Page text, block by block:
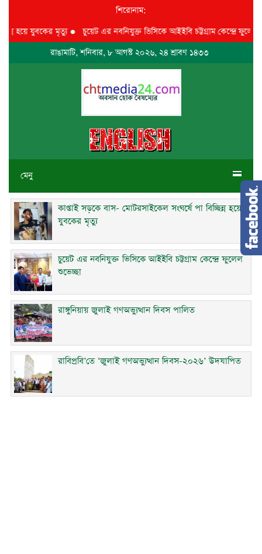
শিরোনাম:
হয়ে যুবকের মৃত্যু●চুয়েট এর নবনিযুক্ত ভিসিকে আইইবি চট্টগ্রাম কেন্দ্রে ফুলেল
রাঙামাটি, শনিবার, ৮ আগস্ট ২০২৬, ২৪ শ্রাবণ ১৪৩৩
মেনু
কাপ্তাই সড়কে বাস- মোটরসাইকেল সংঘর্ষে পা বিচ্ছিন্ন হয়ে
যুবকের মৃত্যু
চুয়েট এর নবনিযুক্ত ভিসিকে আইইবি চট্টগ্রাম কেন্দ্রে ফুলেল
শুভেচ্ছা
রাঙ্গুনিয়ায় জুলাই গণঅভ্যুত্থান দিবস পালিত
রাবিপ্রবি’তে ‘জুলাই গণঅভ্যুত্থান দিবস-২০২৬’ উদযাপিত